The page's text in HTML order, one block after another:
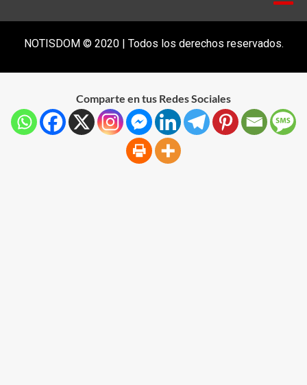
NOTISDOM © 2020 | Todos los derechos reservados.
Comparte en tus Redes Sociales